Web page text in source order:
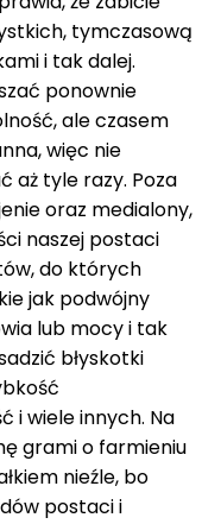
tymczasową
i tak dalej.
ponownie
ale czasem
więc nie
aż tyle razy. Poza
oraz medialony,
naszej postaci
do których
jak podwójny
lub mocy i tak
błyskotki
i wiele innych. Na
grami o farmieniu
nieźle, bo
postaci i